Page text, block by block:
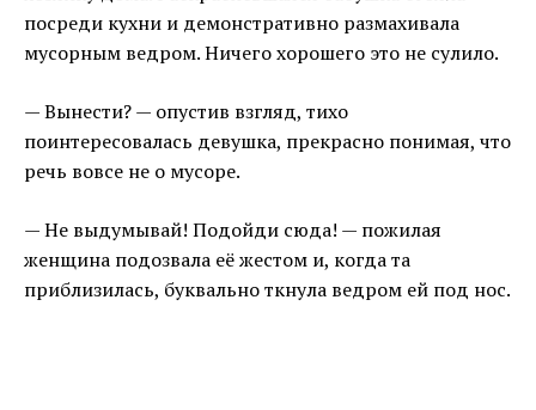
посреди кухни и демонстративно размахивала
мусорным ведром. Ничего хорошего это не сулило.
— Вынести? — опустив взгляд, тихо
поинтересовалась девушка, прекрасно понимая, что
речь вовсе не о мусоре.
— Не выдумывай! Подойди сюда! — пожилая
женщина подозвала её жестом и, когда та
приблизилась, буквально ткнула ведром ей под нос.